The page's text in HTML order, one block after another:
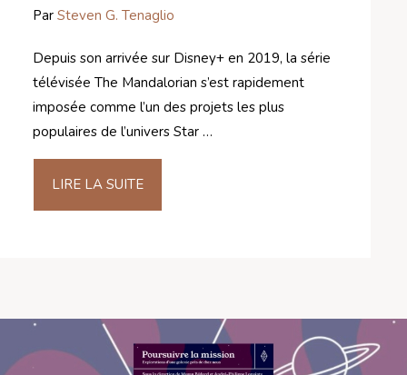
Par Steven G. Tenaglio
Depuis son arrivée sur Disney+ en 2019, la série
télévisée The Mandalorian s’est rapidement
imposée comme l’un des projets les plus
populaires de l’univers Star …
LIRE LA SUITE